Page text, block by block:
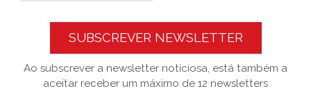
SUBSCREVER NEWSLETTER
Ao subscrever a newsletter noticiosa, está também a
aceitar receber um máximo de 12 newsletters